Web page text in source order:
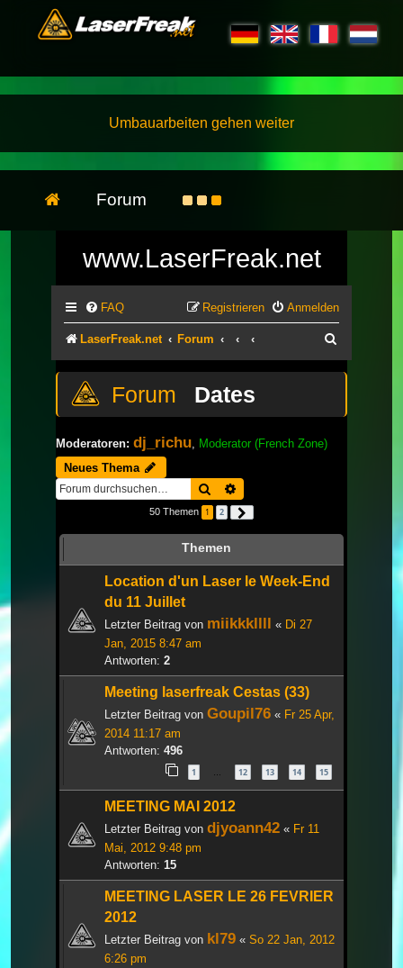
Umbauarbeiten gehen weiter
Forum
www.LaserFreak.net
FAQ Anmelden
Registrieren
LaserFreak.net Forum
Dates
Moderatoren: dj_richu Moderator (French Zone)
Neues Thema
Suche
50 Themen 1 2
Themen
Location d'un Laser le Week-End
du 11 Juillet
Letzter Beitrag von miikkkllll « Di 27
Jan, 2015 8:47 am
Antworten: 2
Meeting laserfreak Cestas (33)
Letzter Beitrag von Goupil76 « Fr 25 Apr,
2014 11:17 am
Antworten: 496
1 … 12 13 14 15
MEETING MAI 2012
Letzter Beitrag von djyoann42 « Fr 11
Mai, 2012 9:48 pm
Antworten: 15
MEETING LASER LE 26 FEVRIER
2012
Letzter Beitrag von kl79 « So 22 Jan, 2012
6:26 pm